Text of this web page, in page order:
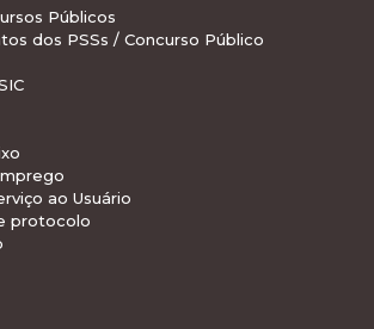
Públicos
dos PSSs / Concurso Público
ao Usuário
protocolo